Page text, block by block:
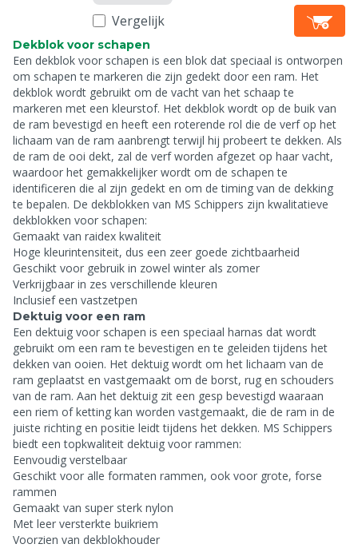
Vergelijk
Dekblok voor schapen
Een dekblok voor schapen is een blok dat speciaal is ontworpen
om schapen te markeren die zijn gedekt door een ram. Het
dekblok wordt gebruikt om de vacht van het schaap te
markeren met een kleurstof. Het dekblok wordt op de buik van
de ram bevestigd en heeft een roterende rol die de verf op het
lichaam van de ram aanbrengt terwijl hij probeert te dekken. Als
de ram de ooi dekt, zal de verf worden afgezet op haar vacht,
waardoor het gemakkelijker wordt om de schapen te
identificeren die al zijn gedekt en om de timing van de dekking
te bepalen. De dekblokken van MS Schippers zijn kwalitatieve
dekblokken voor schapen:
Gemaakt van raidex kwaliteit
Hoge kleurintensiteit, dus een zeer goede zichtbaarheid
Geschikt voor gebruik in zowel winter als zomer
Verkrijgbaar in zes verschillende kleuren
Inclusief een vastzetpen
Dektuig voor een ram
Een dektuig voor schapen is een speciaal harnas dat wordt
gebruikt om een ram te bevestigen en te geleiden tijdens het
dekken van ooien. Het dektuig wordt om het lichaam van de
ram geplaatst en vastgemaakt om de borst, rug en schouders
van de ram. Aan het dektuig zit een gesp bevestigd waaraan
een riem of ketting kan worden vastgemaakt, die de ram in de
juiste richting en positie leidt tijdens het dekken. MS Schippers
biedt een topkwaliteit dektuig voor rammen:
Eenvoudig verstelbaar
Geschikt voor alle formaten rammen, ook voor grote, forse
rammen
Gemaakt van super sterk nylon
Met leer versterkte buikriem
Voorzien van dekblokhouder